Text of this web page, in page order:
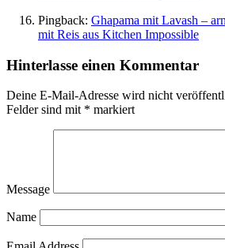
Pingback: Ghapama mit Lavash –
mit Reis aus Kitchen Impossible
Hinterlasse einen Kommentar
Deine E-Mail-Adresse wird nicht
Felder sind mit * markiert
Message
Name